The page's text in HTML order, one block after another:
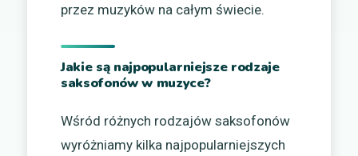
przez muzyków na całym świecie.
Jakie są najpopularniejsze rodzaje
saksofonów w muzyce?
Wśród różnych rodzajów saksofonów
wyróżniamy kilka najpopularniejszych